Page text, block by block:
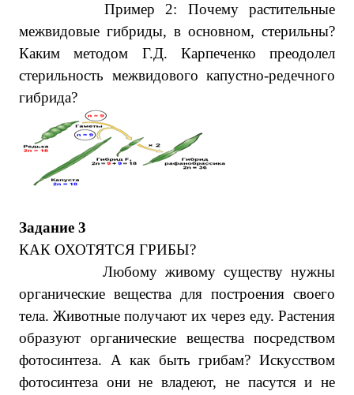
Пример 2: Почему растительные
межвидовые гибриды, в основном, стерильны?
Каким методом Г.Д. Карпеченко преодолел
стерильность межвидового капустно-редечного
гибрида?
Задание 3
КАК ОХОТЯТСЯ ГРИБЫ?
Любому живому существу нужны
органические вещества для построения своего
тела. Животные получают их через еду. Растения
образуют органические вещества посредством
фотосинтеза. А как быть грибам? Искусством
фотосинтеза они не владеют, не пасутся и не